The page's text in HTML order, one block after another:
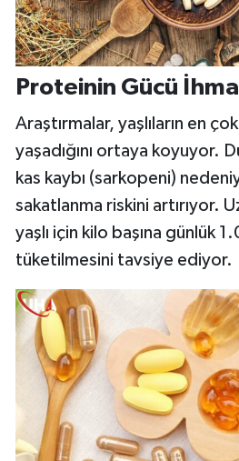
Proteinin Gücü
Araştırmalar, yaşlıların en çok
yaşadığını ortaya koyuyor.
kas kaybı (sarkopeni)
sakatlanma riskini artırıyor.
yaşlı için kilo başına günlük
tüketilmesini tavsiye ediyor.